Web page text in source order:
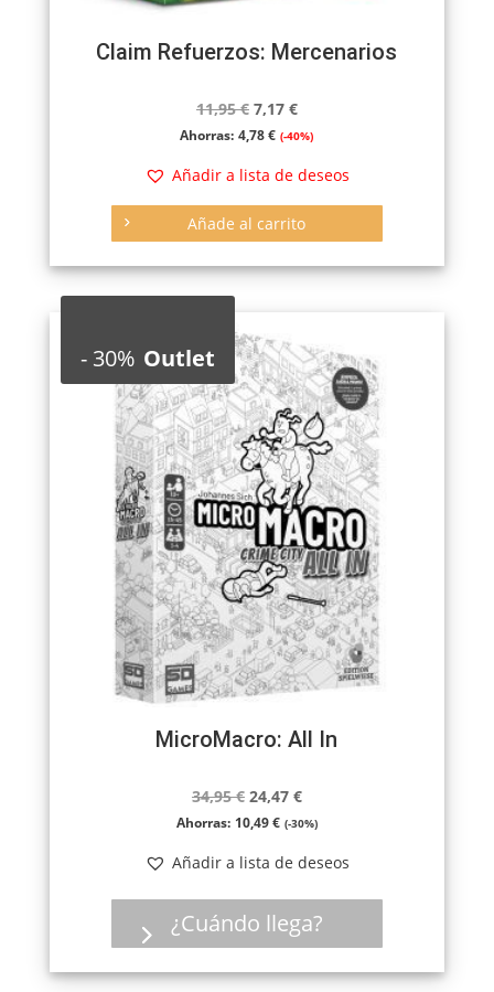
Claim Refuerzos: Mercenarios
11,95€ El
precio
era:
11,95 €.
7,17 €El
precio
es:
7,17 €.
Ahorras: 4,78€ (-40%)
Añadir a lista de deseos
Añade al carrito
-30% Outlet
MicroMacro: All In
34,95€ El
precio
era:
34,95 €.
24,47 €El
precio
es:
24,47 €.
Ahorras: 10,49€ (-30%)
Añadir a lista de deseos
¿Cuándo llega?